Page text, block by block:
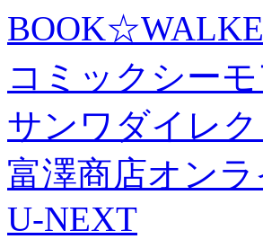
コミックシーモ
サンワダイレク
富澤商店オン
U-NEXT